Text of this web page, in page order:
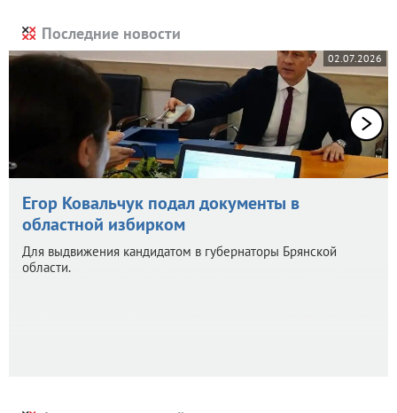
Последние новости
02.07.2026
Егор Ковальчук подал документы в
областной избирком
Для выдвижения кандидатом в губернаторы Брянской
области.